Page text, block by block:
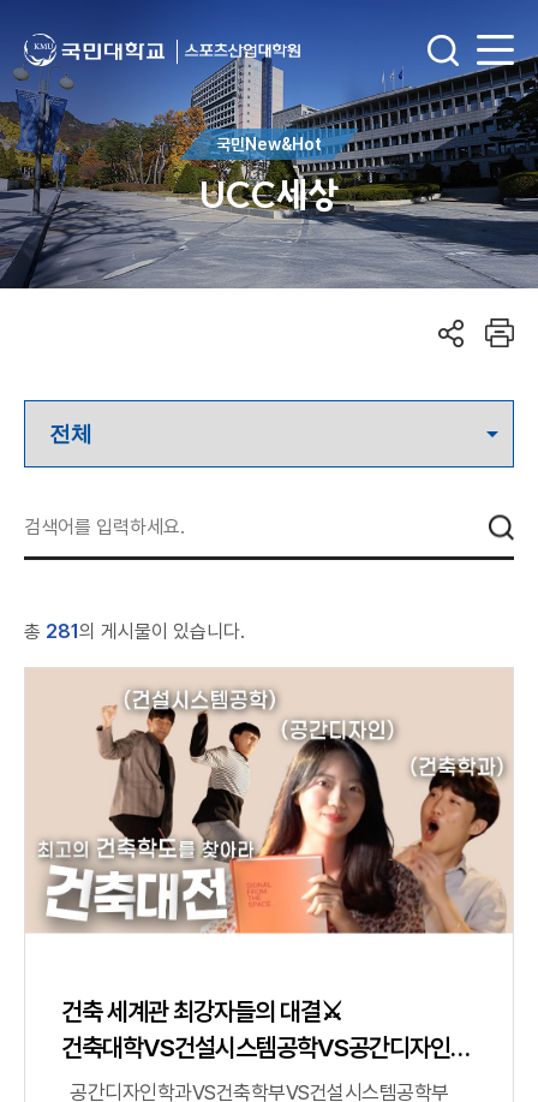
국민New&Hot
UCC세상
총 281의 게시물이 있습니다.
건축 세계관 최강자들의 대결⚔
건축대학VS건설시스템공학VS공간디자인
어떤 전공이 웨하스를 가장 높게 쌓을까?😎 |